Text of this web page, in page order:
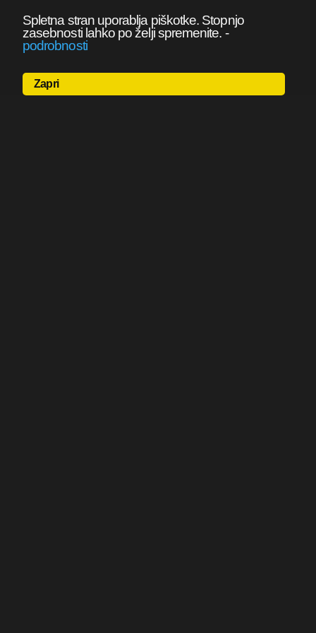
Spletna stran uporablja piškotke. Stopnjo
zasebnosti lahko po želji spremenite. -
podrobnosti
Zapri